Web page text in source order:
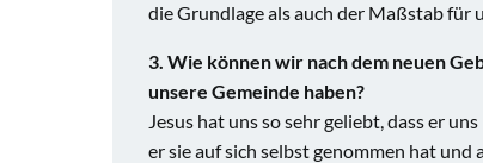
die Grundlage als auch der Maßstab für
3. Wie können wir nach dem neuen
unsere Gemeinde haben?
Jesus hat uns so sehr geliebt, dass er
er sie auf sich selbst genommen hat